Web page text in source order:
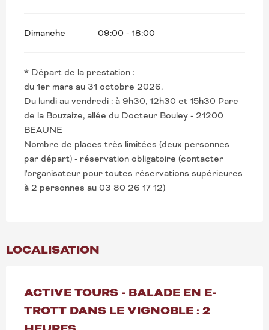
Dimanche 09:00 - 18:00
* Départ de la prestation :
du 1er mars au 31 octobre 2026.
Du lundi au vendredi : à 9h30, 12h30 et 15h30 Parc
de la Bouzaize, allée du Docteur Bouley - 21200
BEAUNE
Nombre de places très limitées (deux personnes
par départ) - réservation obligatoire (contacter
l'organisateur pour toutes réservations supérieures
à 2 personnes au 03 80 26 17 12)
LOCALISATION
ACTIVE TOURS - BALADE EN E-
TROTT DANS LE VIGNOBLE : 2